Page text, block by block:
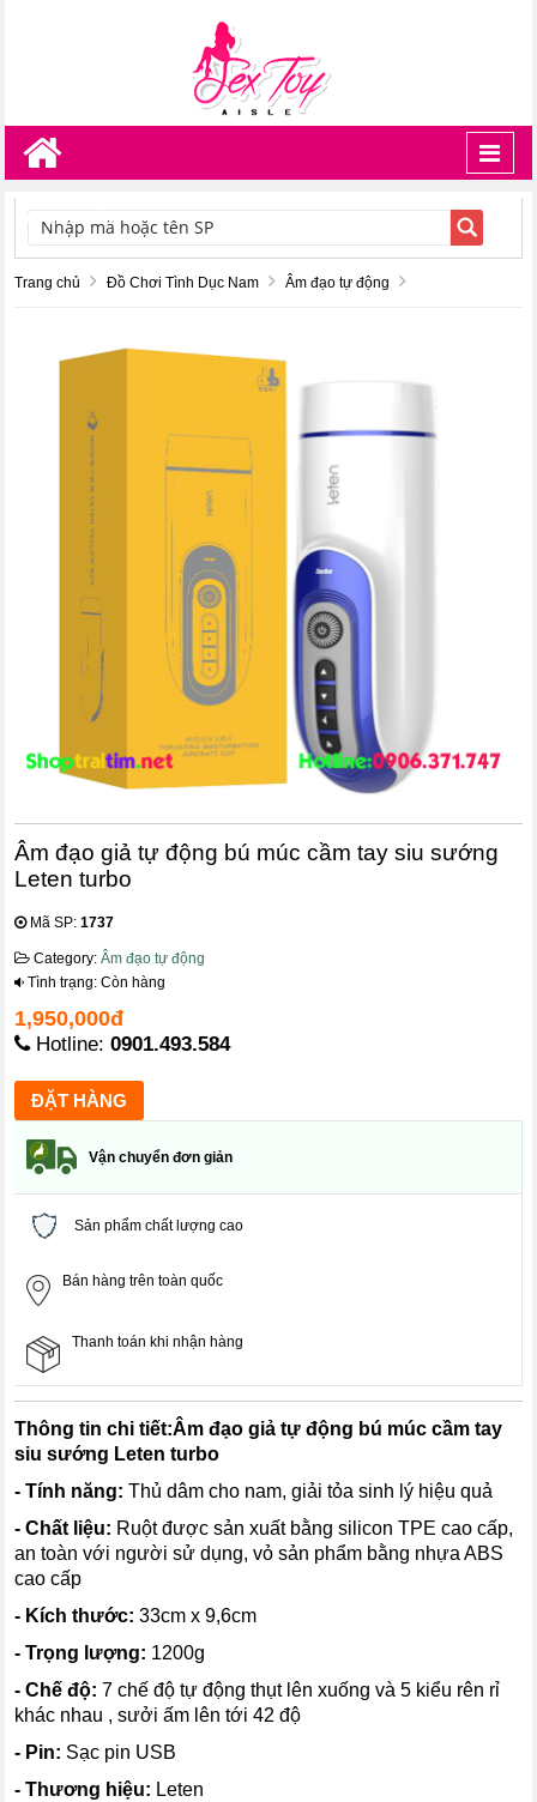
TÌM KIẾM
Trang chủ Đồ Chơi Tình Dục Nam Âm đạo tự động
Âm đạo giả tự động bú múc cầm tay siu sướng
Leten turbo
Mã SP:1737
Category:Âm đạo tự động
Tình trạng: Còn hàng
1,950,000đ
Hotline:0901.493.584
Vận chuyển đơn giản
Sản phẩm chất lượng cao
Bán hàng trên toàn quốc
Thanh toán khi nhận hàng
Thông tin chi tiết:Âm đạo giả tự động bú múc cầm tay
siu sướng Leten turbo
- Tính năng: Thủ dâm cho nam, giải tỏa sinh lý hiệu quả
- Chất liệu: Ruột được sản xuất bằng silicon TPE cao cấp,
an toàn với người sử dụng, vỏ sản phẩm bằng nhựa ABS
cao cấp
- Kích thước: 33cm x 9,6cm
- Trọng lượng: 1200g
- Chế độ: 7 chế độ tự động thụt lên xuống và 5 kiểu rên rỉ
khác nhau , sưởi ấm lên tới 42 độ
- Pin: Sạc pin USB
- Thương hiệu: Leten